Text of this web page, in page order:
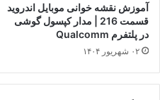
آموزش نقشه خوانی موبایل اندروید
قسمت 216 | مدار کپسول گوشی
در پلتفرم Qualcomm
۰۲ شهریور ۱۴۰۴